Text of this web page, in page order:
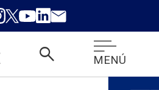
search MENÚ